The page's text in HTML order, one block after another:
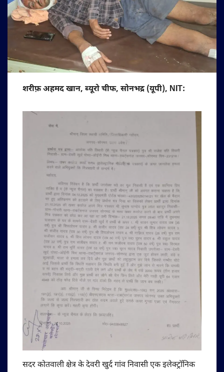
शरीफ़ अहमद खान, ब्यूरो चीफ, सोनभद्र (यूपी), NIT:
सदर कोतवाली क्षेत्र के देवरी खुर्द गांव निवासी एक इलेक्ट्रॉनिक